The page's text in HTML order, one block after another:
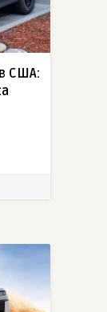
США: